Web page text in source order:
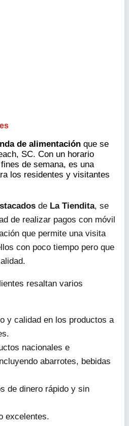
de alimentación que se
SC. Con un horario
de semana, es una
los residentes y visitantes
de La Tiendita, se
de realizar pagos con móvil
que permite una visita
con poco tiempo pero que
resaltan varios
y calidad en los productos a
nacionales e
abarrotes, bebidas
de dinero rápido y sin
excelentes.